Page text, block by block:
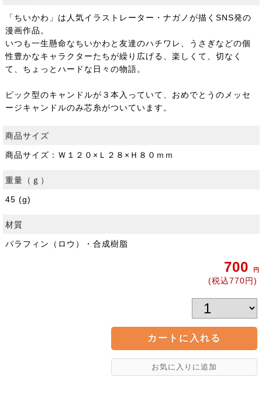
「ちいかわ」は​人気​イラストレーター・ナガノが​描く​SNS発の​
漫画作品。
いつも​一生懸命なちいかわと​友達の​ハチワレ、​うさぎなどの​個
性豊かな​キャラクターたちが​繰り広げる、​楽しくて、​切なく
て、​ちょっと​ハードな​日々の​物語。
ピック型のキャンドルが３本入っていて、おめでとうのメッセ
ージキャンドルのみ芯糸がついています。
商品サイズ
商品サイズ：Ｗ１２０×Ｌ２８×Ｈ８０ｍｍ
重量（ｇ）
45 (g)
材質
パラフィン（ロウ）・合成樹脂
700 円
(税込770円)